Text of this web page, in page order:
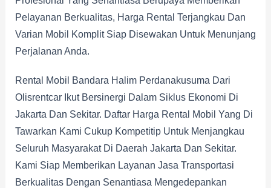
Pelayanan Berkualitas, Harga Rental Terjangkau Dan
Varian Mobil Komplit Siap Disewakan Untuk Menunjang
Perjalanan Anda.
Rental Mobil Bandara Halim Perdanakusuma Dari
Olisrentcar Ikut Bersinergi Dalam Siklus Ekonomi Di
Jakarta Dan Sekitar. Daftar Harga Rental Mobil Yang Di
Tawarkan Kami Cukup Kompetitip Untuk Menjangkau
Seluruh Masyarakat Di Daerah Jakarta Dan Sekitar.
Kami Siap Memberikan Layanan Jasa Transportasi
Berkualitas Dengan Senantiasa Mengedepankan